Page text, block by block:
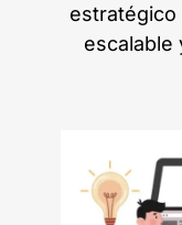
estratégico
escalable